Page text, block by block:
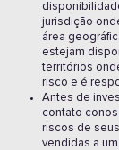
jurisdição
área
estejam
territórios
risco e é
Antes de
contato
riscos de
vendidas a